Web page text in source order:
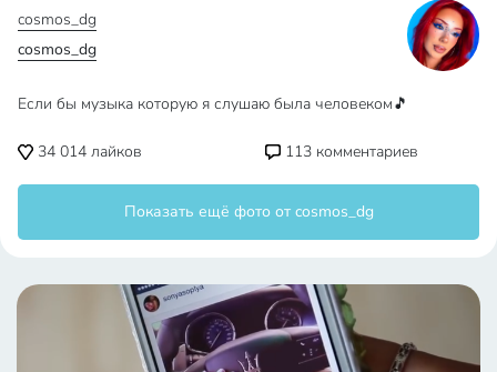
cosmos_dg
cosmos_dg
Если бы музыка которую я слушаю была человеком🎵
34 014 лайков 113 комментариев
Показать ещё фото от cosmos_dg